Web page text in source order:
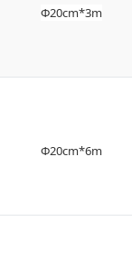
Φ20cm*3m
Φ20cm*6m